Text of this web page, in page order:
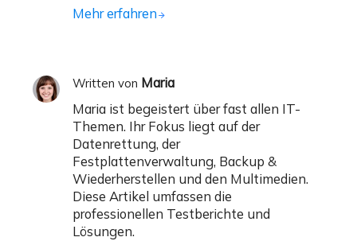
Mehr erfahren
Written von Maria
Maria ist begeistert über fast allen IT-
Themen. Ihr Fokus liegt auf der
Datenrettung, der
Festplattenverwaltung, Backup &
Wiederherstellen und den Multimedien.
Diese Artikel umfassen die
professionellen Testberichte und
Lösungen.